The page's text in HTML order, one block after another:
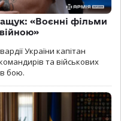
«Воєнні фільми
України капітан
та військових
бою.